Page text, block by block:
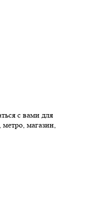
с вами для
магазин,